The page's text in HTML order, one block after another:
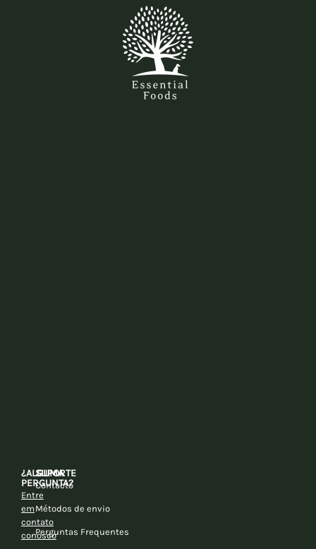
¿ALGUMA
PERGUNTA?
Entre
em
contato
conosco
SUPORTE
Contacto
Métodos de envio
Perguntas Frequentes